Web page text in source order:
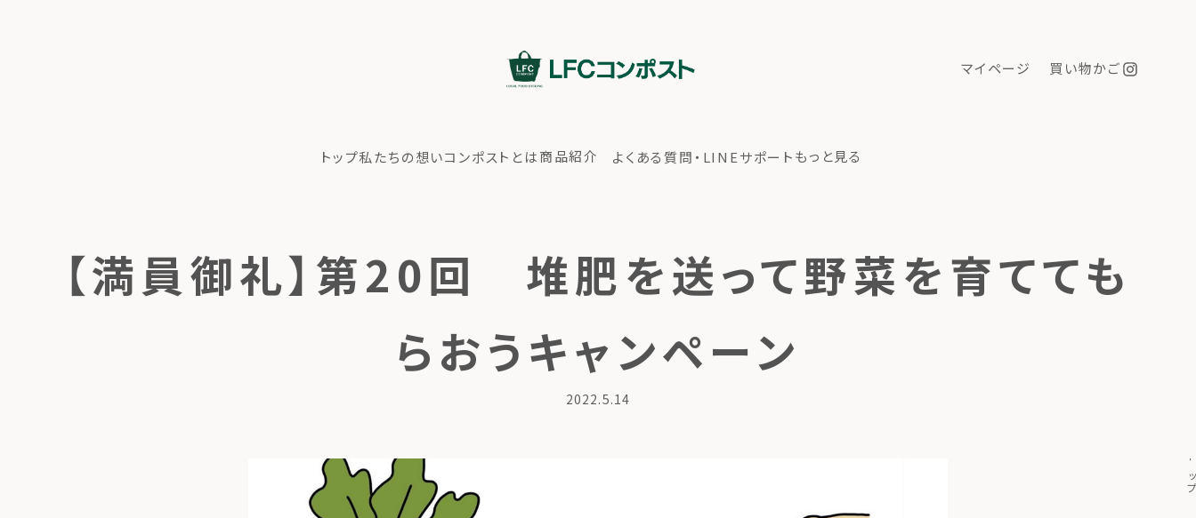
マイページ 買い物かご
トップ私たちの想いコンポストとは商品紹介 よくある質問・LINEサポートもっと見る
【満員御礼】第20回 堆肥を送って野菜を育てても
らおうキャンペーン
2022.5.14
トップ私たちの想い コンポストとは
ト